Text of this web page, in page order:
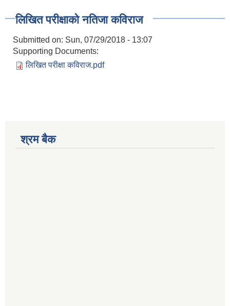
लिखित परीक्षाको नतिजा कविराज
Submitted on: Sun, 07/29/2018 - 13:07
Supporting Documents:
लिखित परीक्षा कविराज.pdf
श्रम बैक